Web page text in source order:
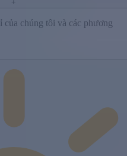
+
chúng tôi và các phương